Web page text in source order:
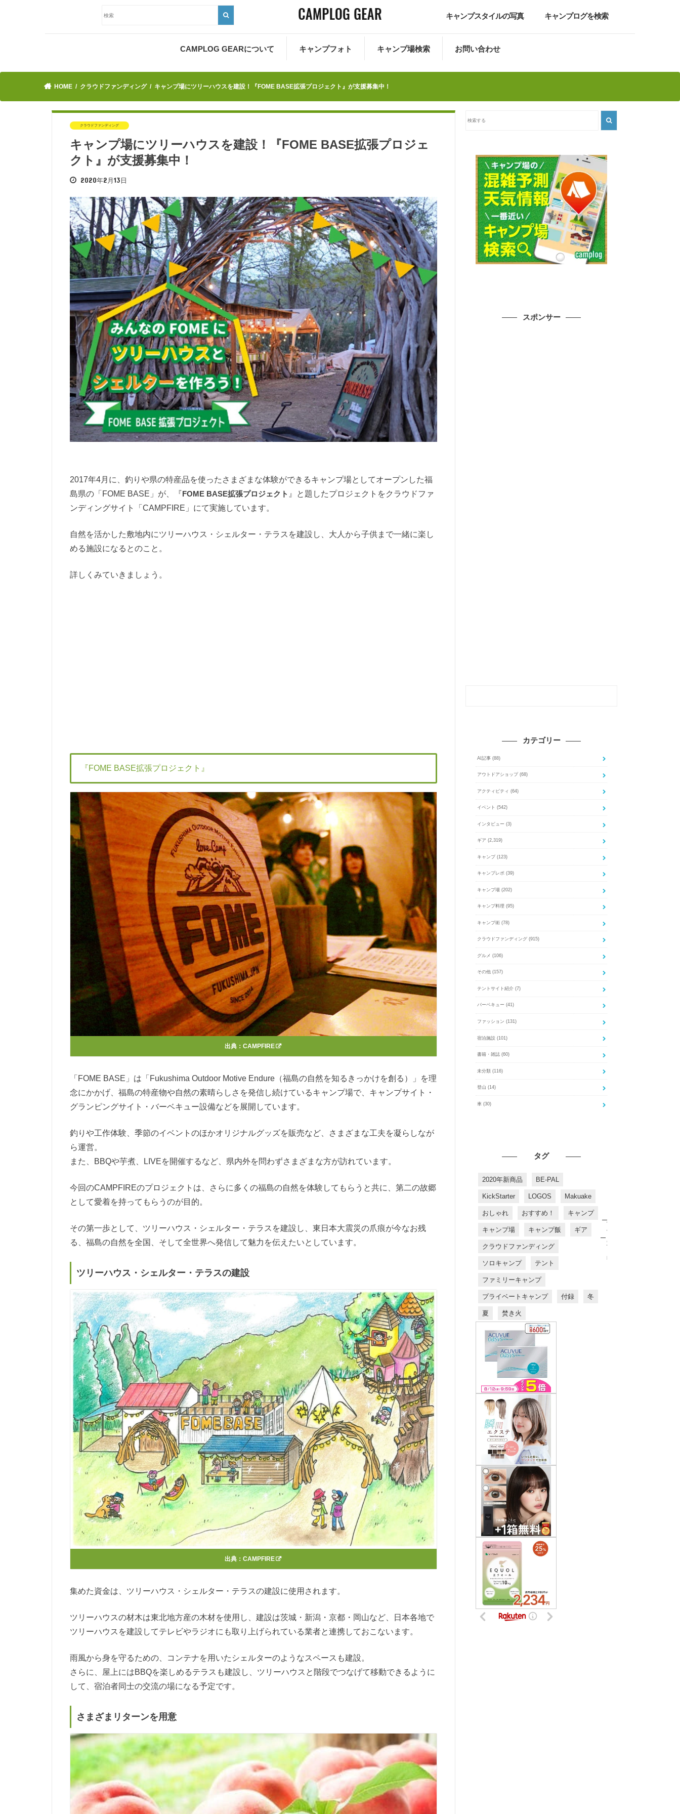
キャンプスタイルの写真 キャンプログを検索
CAMPLOG GEARについて キャンプフォト キャンプ場検索 お問い合わせ
HOME クラウドファンディング キャンプ場にツリーハウスを建設！『FOME BASE拡張プロジェクト』が支援募集中！
クラウドファンディング
キャンプ場にツリーハウスを建設！『FOME BASE拡張プロジェ
クト』が支援募集中！
2020年2月13日
2017年4月に、釣りや県の特産品を使ったさまざまな体験ができるキャンプ場としてオープンした福
島県の「FOME BASE」が、『FOME BASE拡張プロジェクト 』と題したプロジェクトをクラウドファ
ンディングサイト「CAMPFIRE」にて実施しています。
自然を活かした敷地内にツリーハウス・シェルター・テラスを建設し、大人から子供まで一緒に楽し
める施設になるとのこと。
詳しくみていきましょう。
『FOME BASE拡張プロジェクト』
出典： CAMPFIRE
「FOME BASE」は「Fukushima Outdoor Motive Endure（福島の自然を知るきっかけを創る）」を理
念にかかげ、福島の特産物や自然の素晴らしさを発信し続けているキャンプ場で、キャンプサイト・
グランピングサイト・バーベキュー設備などを展開しています。
釣りや工作体験、季節のイベントのほかオリジナルグッズを販売など、さまざまな工夫を凝らしなが
ら運営。
また、BBQや芋煮、LIVEを開催するなど、県内外を問わずさまざまな方が訪れています。
今回のCAMPFIREのプロジェクトは、さらに多くの福島の自然を体験してもらうと共に、第二の故郷
として愛着を持ってもらうのが目的。
その第一歩として、ツリーハウス・シェルター・テラスを建設し、東日本大震災の爪痕が今なお残
る、福島の自然を全国、そして全世界へ発信して魅力を伝えたいとしています。
ツリーハウス・シェルター・テラスの建設
出典： CAMPFIRE
集めた資金は、ツリーハウス・シェルター・テラスの建設に使用されます。
ツリーハウスの材木は東北地方産の木材を使用し、建設は茨城・新潟・京都・岡山など、日本各地で
ツリーハウスを建設してテレビやラジオにも取り上げられている業者と連携しておこないます。
雨風から身を守るための、コンテナを用いたシェルターのようなスペースも建設。
さらに、屋上にはBBQを楽しめるテラスも建設し、ツリーハウスと階段でつなげて移動できるように
して、宿泊者同士の交流の場になる予定です。
さまざまリターンを用意
スポンサー
カテゴリー
AI記事 (88)
アウトドアショップ (68)
アクティビティ (64)
イベント (542)
インタビュー (3)
ギア (2,319)
キャンプ (123)
キャンプレポ (39)
キャンプ場 (202)
キャンプ料理 (95)
キャンプ術 (78)
クラウドファンディング (915)
グルメ (106)
その他 (157)
テントサイト紹介 (7)
バーベキュー (41)
ファッション (131)
宿泊施設 (101)
書籍・雑誌 (60)
未分類 (116)
登山 (14)
車 (30)
タグ
2020年新商品 BE-PAL
KickStarter LOGOS Makuake
おしゃれ おすすめ！ キャンプ
キャンプ場 キャンプ飯 ギア
クラウドファンディング
ソロキャンプ テント
ファミリーキャンプ
プライベートキャンプ 付録 冬
夏 焚き火
す
す
め
商
品